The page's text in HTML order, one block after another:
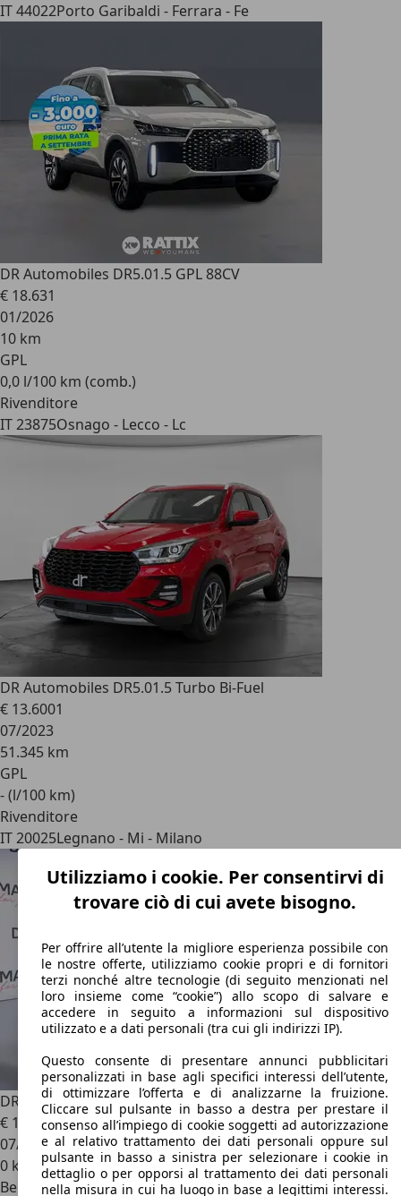
IT 44022Porto Garibaldi - Ferrara - Fe
DR Automobiles DR5.01.5 GPL 88CV
€ 18.631
01/2026
10 km
GPL
0,0 l/100 km (comb.)
Rivenditore
IT 23875Osnago - Lecco - Lc
DR Automobiles DR5.01.5 Turbo Bi-Fuel
€ 13.6001
07/2023
51.345 km
GPL
- (l/100 km)
Rivenditore
IT 20025Legnano - Mi - Milano
DR Automobiles DR5.0DR 5.0 1.5 Comfort 95cv
€ 18.9901
07/2025
0 km
Benzina
Utilizziamo i cookie. Per consentirvi di
trovare ciò di cui avete bisogno.
Per offrire all’utente la migliore esperienza possibile con
le nostre offerte, utilizziamo cookie propri e di fornitori
terzi nonché altre tecnologie (di seguito menzionati nel
loro insieme come “cookie”) allo scopo di salvare e
accedere in seguito a informazioni sul dispositivo
utilizzato e a dati personali (tra cui gli indirizzi IP).
Questo consente di presentare annunci pubblicitari
personalizzati in base agli specifici interessi dell’utente,
di ottimizzare l’offerta e di analizzarne la fruizione.
Cliccare sul pulsante in basso a destra per prestare il
consenso all’impiego di cookie soggetti ad autorizzazione
e al relativo trattamento dei dati personali oppure sul
pulsante in basso a sinistra per selezionare i cookie in
dettaglio o per opporsi al trattamento dei dati personali
nella misura in cui ha luogo in base a legittimi interessi.